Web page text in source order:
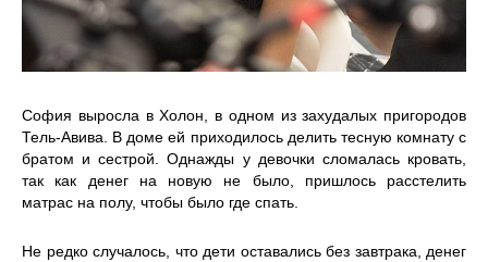
София выросла в Холон, в одном из захудалых пригородов
Тель-Авива. В доме ей приходилось делить тесную комнату с
братом и сестрой. Однажды у девочки сломалась кровать,
так как денег на новую не было, пришлось расстелить
матрас на полу, чтобы было где спать.
Не редко случалось, что дети оставались без завтрака, денег